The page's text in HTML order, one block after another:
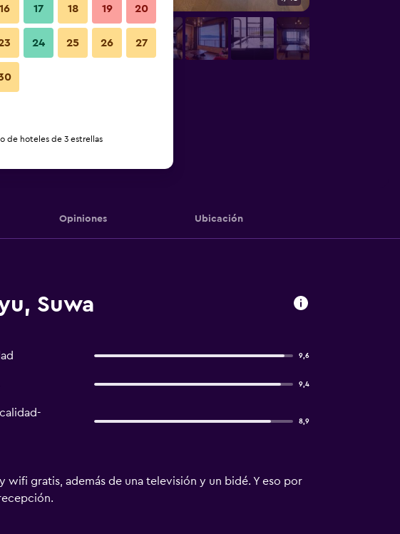
Opiniones Ubicación
Suwa
9,6
9,4
8,9
gratis, además de una televisión y un bidé. Y eso por
16 17 18 19 20
24 25 26 27
de hoteles de 3 estrellas